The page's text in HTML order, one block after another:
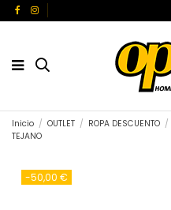
Inicio OUTLET ROPA DESCUENTO
TEJANO
-50,00 €